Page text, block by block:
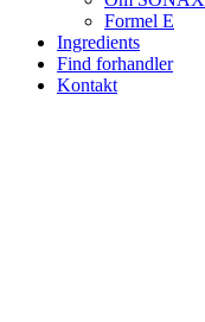
Formel E
Ingredients
Find forhandler
Kontakt